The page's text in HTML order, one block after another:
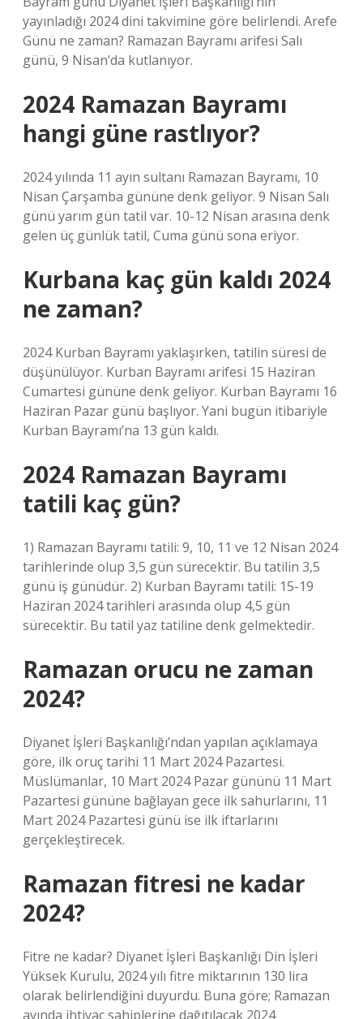
yayınladığı 2024 dini takvimine göre belirlendi. Arefe
Günü ne zaman? Ramazan Bayramı arifesi Salı
günü, 9 Nisan’da kutlanıyor.
2024 Ramazan Bayramı
hangi güne rastlıyor?
2024 yılında 11 ayın sultanı Ramazan Bayramı, 10
Nisan Çarşamba gününe denk geliyor. 9 Nisan Salı
günü yarım gün tatil var. 10-12 Nisan arasına denk
gelen üç günlük tatil, Cuma günü sona eriyor.
Kurbana kaç gün kaldı 2024
ne zaman?
2024 Kurban Bayramı yaklaşırken, tatilin süresi de
düşünülüyor. Kurban Bayramı arifesi 15 Haziran
Cumartesi gününe denk geliyor. Kurban Bayramı 16
Haziran Pazar günü başlıyor. Yani bugün itibariyle
Kurban Bayramı’na 13 gün kaldı.
2024 Ramazan Bayramı
tatili kaç gün?
1) Ramazan Bayramı tatili: 9, 10, 11 ve 12 Nisan 2024
tarihlerinde olup 3,5 gün sürecektir. Bu tatilin 3,5
günü iş günüdür. 2) Kurban Bayramı tatili: 15-19
Haziran 2024 tarihleri ​​arasında olup 4,5 gün
sürecektir. Bu tatil yaz tatiline denk gelmektedir.
Ramazan orucu ne zaman
2024?
Diyanet İşleri Başkanlığı’ndan yapılan açıklamaya
göre, ilk oruç tarihi 11 Mart 2024 Pazartesi.
Müslümanlar, 10 Mart 2024 Pazar gününü 11 Mart
Pazartesi gününe bağlayan gece ilk sahurlarını, 11
Mart 2024 Pazartesi günü ise ilk iftarlarını
gerçekleştirecek.
Ramazan fitresi ne kadar
2024?
Fitre ne kadar? Diyanet İşleri Başkanlığı Din İşleri
Yüksek Kurulu, 2024 yılı fitre miktarının 130 lira
olarak belirlendiğini duyurdu. Buna göre; Ramazan
ayında ihtiyaç sahiplerine dağıtılacak 2024